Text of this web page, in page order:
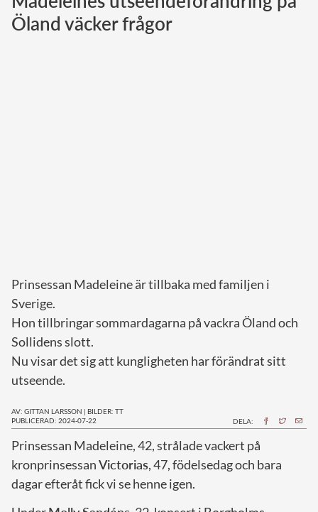
Norska kungahuset
Öland väcker frågor
Prinsessan Madeleine är tillbaka med familjen i
Sverige.
Hon tillbringar sommardagarna på vackra Öland och
Sollidens slott.
Nu visar det sig att kungligheten har förändrat sitt
utseende.
AV: GITTAN LARSSON | BILDER: TT
PUBLICERAD: 2024-07-22
DELA:
Prinsessan Madeleine, 42, strålade vackert på
kronprinsessanVictorias, 47, födelsedag och bara
dagar efteråt fick vi se henne igen.